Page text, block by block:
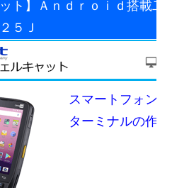
ット】Ａｎｄｒｏｉｄ搭載二
５Ｊ
スマートフォン
ターミナルの作